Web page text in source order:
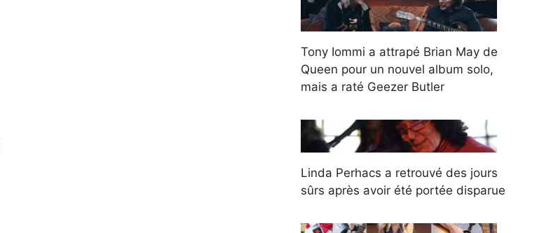
Tony Iommi a attrapé Brian May de
Queen pour un nouvel album solo,
mais a raté Geezer Butler
Linda Perhacs a retrouvé des jours
sûrs après avoir été portée disparue